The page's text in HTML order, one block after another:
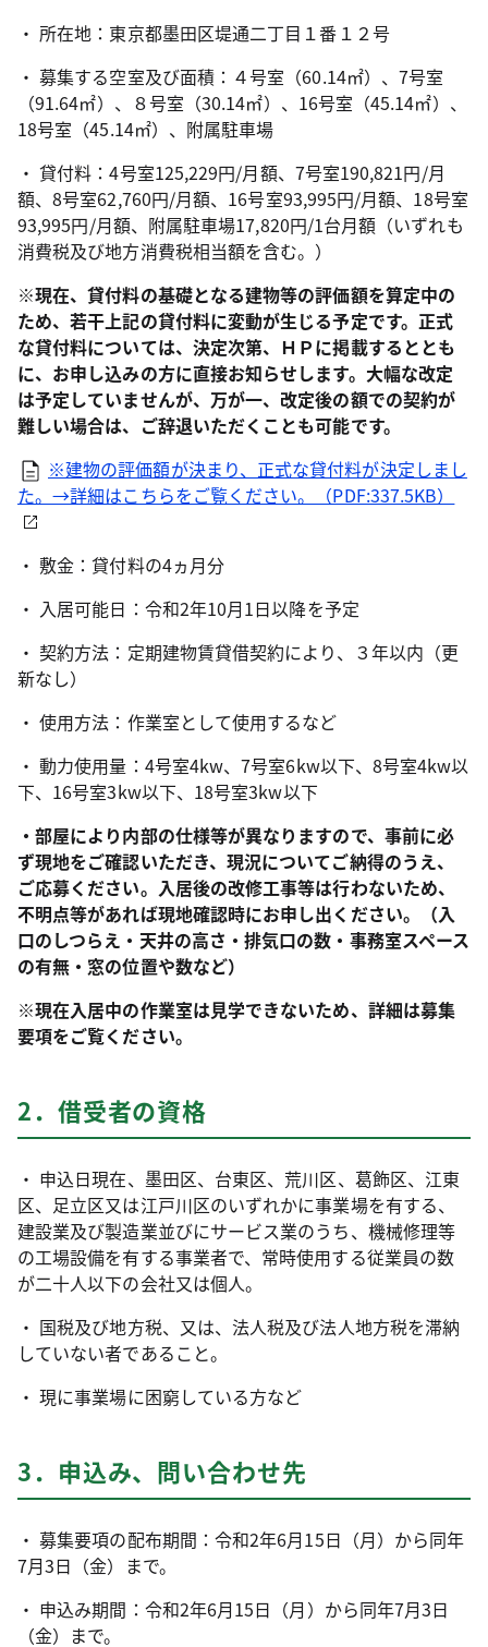
・ 所在地：東京都墨田区堤通二丁目１番１２号
・ 募集する空室及び面積：４号室（60.14㎡）、7号室
（91.64㎡）、８号室（30.14㎡）、16号室（45.14㎡）、
18号室（45.14㎡）、附属駐車場
・ 貸付料：4号室125,229円/月額、7号室190,821円/月
額、8号室62,760円/月額、16号室93,995円/月額、18号室
93,995円/月額、附属駐車場17,820円/1台月額（いずれも
消費税及び地方消費税相当額を含む。）
※現在、貸付料の基礎となる建物等の評価額を算定中の
ため、若干上記の貸付料に変動が生じる予定です。正式
な貸付料については、決定次第、ＨＰに掲載するととも
に、お申し込みの方に直接お知らせします。大幅な改定
は予定していませんが、万が一、改定後の額での契約が
難しい場合は、ご辞退いただくことも可能です。
※建物の評価額が決まり、正式な貸付料が決定しまし
た。→詳細はこちらをご覧ください。（PDF:337.5KB）
・ 敷金：貸付料の4ヵ月分
・ 入居可能日：令和2年10月1日以降を予定
・ 契約方法：定期建物賃貸借契約により、３年以内（更
新なし）
・ 使用方法：作業室として使用するなど
・ 動力使用量：4号室4kw、7号室6kw以下、8号室4kw以
下、16号室3kw以下、18号室3kw以下
・部屋により内部の仕様等が異なりますので、事前に必
ず現地をご確認いただき、現況についてご納得のうえ、
ご応募ください。入居後の改修工事等は行わないため、
不明点等があれば現地確認時にお申し出ください。（入
口のしつらえ・天井の高さ・排気口の数・事務室スペース
の有無・窓の位置や数など）
※現在入居中の作業室は見学できないため、詳細は募集
要項をご覧ください。
2．借受者の資格
・ 申込日現在、墨田区、台東区、荒川区、葛飾区、江東
区、足立区又は江戸川区のいずれかに事業場を有する、
建設業及び製造業並びにサービス業のうち、機械修理等
の工場設備を有する事業者で、常時使用する従業員の数
が二十人以下の会社又は個人。
・ 国税及び地方税、又は、法人税及び法人地方税を滞納
していない者であること。
・ 現に事業場に困窮している方など
3．申込み、問い合わせ先
・ 募集要項の配布期間：令和2年6月15日（月）から同年
7月3日（金）まで。
・ 申込み期間：令和2年6月15日（月）から同年7月3日
（金）まで。